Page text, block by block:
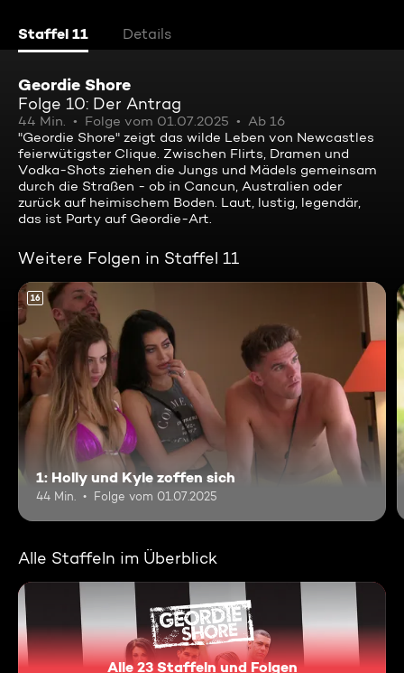
Staffel 11 Details
Geordie Shore
Folge 10: Der Antrag
44 Min. Folge vom 01.07.2025
Ab 16
"Geordie Shore" zeigt das wilde Leben von Newcastles
feierwütigster Clique. Zwischen Flirts, Dramen und
Vodka-Shots ziehen die Jungs und Mädels gemeinsam
durch die Straßen - ob in Cancun, Australien oder
zurück auf heimischem Boden. Laut, lustig, legendär,
das ist Party auf Geordie-Art.
Weitere Folgen in Staffel 11
16
1: Holly und Kyle zoffen sich
44 Min. Folge vom 01.07.2025
Alle Staffeln im Überblick
Alle 23 Staffeln und Folgen